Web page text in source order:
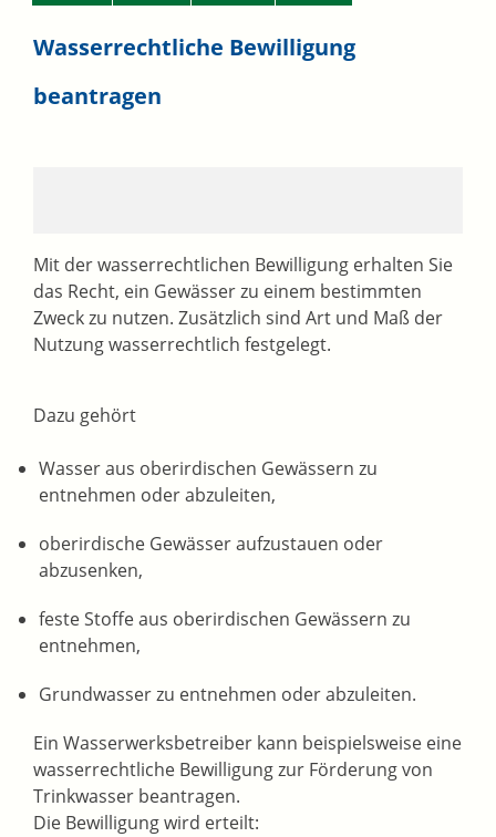
Wasserrechtliche Bewilligung
beantragen
Mit der wasserrechtlichen Bewilligung erhalten Sie
das Recht, ein Gewässer zu einem bestimmten
Zweck zu nutzen. Zusätzlich sind Art und Maß der
Nutzung wasserrechtlich festgelegt.
Dazu gehört
Wasser aus oberirdischen Gewässern zu
entnehmen oder abzuleiten,
oberirdische Gewässer aufzustauen oder
abzusenken,
feste Stoffe aus oberirdischen Gewässern zu
entnehmen,
Grundwasser zu entnehmen oder abzuleiten.
Ein Wasserwerksbetreiber kann beispielsweise eine
wasserrechtliche Bewilligung zur Förderung von
Trinkwasser beantragen.
Die Bewilligung wird erteilt: